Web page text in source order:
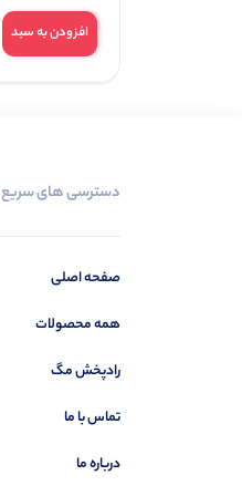
افزودن به سبد
دسترسی های سریع
صفحه اصلی
همه محصولات
رادپخش مگ
تماس با ما
درباره ما